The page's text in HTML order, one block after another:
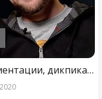
Андрей Бебуришвили о Пако, ориентации, дикпиках, девушках на ночь и шоу «Холостяк» // А поговорить?